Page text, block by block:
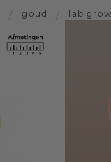
/ goud / lab